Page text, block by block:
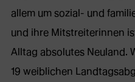
allem um sozial- und
und ihre Mitstreiterinnen
Alltag absolutes Neuland.
19 weiblichen